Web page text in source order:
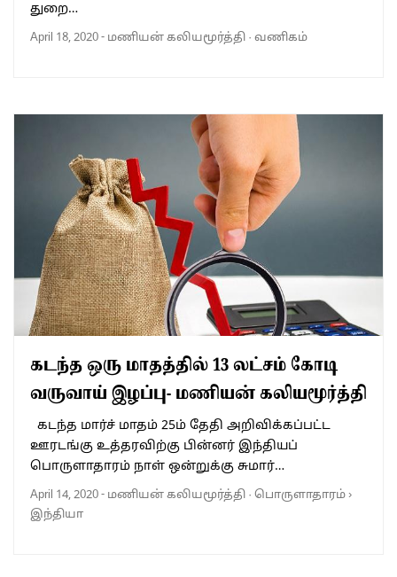
துறை…
April 18, 2020- மணியன் கலியமூர்த்தி · வணிகம்
கடந்த ஒரு மாதத்தில் 13 லட்சம் கோடி
வருவாய் இழப்பு- மணியன் கலியமூர்த்தி
கடந்த மார்ச் மாதம் 25ம் தேதி அறிவிக்கப்பட்ட
ஊரடங்கு உத்தரவிற்கு பின்னர் இந்தியப்
பொருளாதாரம் நாள் ஒன்றுக்கு சுமார்…
April 14, 2020- மணியன் கலியமூர்த்தி · பொருளாதாரம்›
இந்தியா